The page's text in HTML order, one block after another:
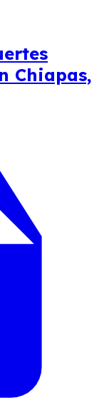
Chiapas,